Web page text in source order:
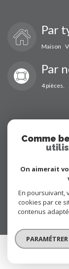
Par
Maison
Par
4 pièces.
© 2026 | Tous
Plan du site-
Comme
On aimerait
En poursuivant,
cookies par ce
contenus
PARAMÉTRER